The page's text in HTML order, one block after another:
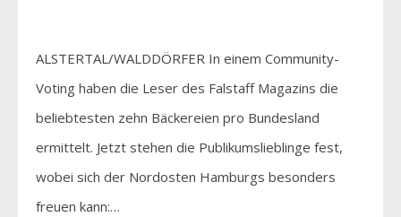
ALSTERTAL/WALDDÖRFER In einem Community-
Voting haben die Leser des Falstaff Magazins die
beliebtesten zehn Bäckereien pro Bundesland
ermittelt. Jetzt stehen die Publikumslieblinge fest,
wobei sich der Nordosten Hamburgs besonders
freuen kann:…